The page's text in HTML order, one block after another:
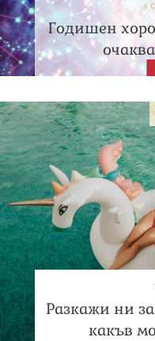
Годишен
Разкажи ни
какъв